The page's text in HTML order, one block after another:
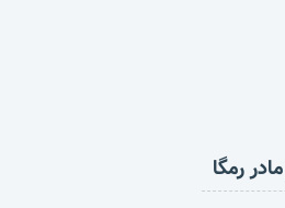
رمگا